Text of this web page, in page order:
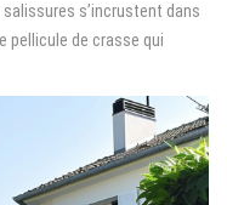
s’incrustent dans
pellicule de crasse qui